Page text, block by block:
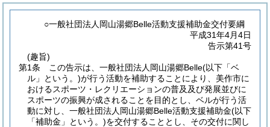
○一般社団法人岡山湯郷Belle活動支援補助金交付要綱
平成31年4月4日
告示第41号
(趣旨)
第1条
この告示は、一般社団法人岡山湯郷Belle(以下「ベ
ル」という。)が行う活動を補助することにより、美作市に
おけるスポーツ・レクリエーションの普及及び発展並びに
スポーツの振興が成されることを目的とし、ベルが行う活
動に対し、一般社団法人岡山湯郷Belle活動支援補助金(以下
「補助金」という。)を交付することとし、その交付に関し